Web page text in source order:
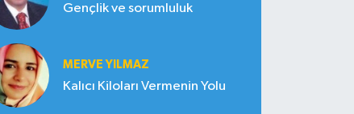
Gençlik ve sorumluluk
MERVE YILMAZ
Kalıcı Kiloları Vermenin Yolu